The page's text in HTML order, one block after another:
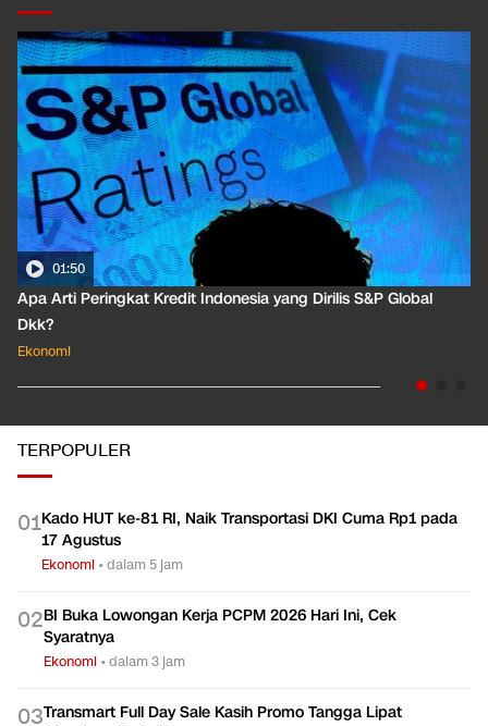
01:50
Apa Arti Peringkat Kredit Indonesia yang Dirilis S&P Global
Dkk?
Ekonomi
TERPOPULER
01Kado HUT ke-81 RI, Naik Transportasi DKI Cuma Rp1 pada
17 Agustus
Ekonomi •dalam 5 jam
02BI Buka Lowongan Kerja PCPM 2026 Hari Ini, Cek
Syaratnya
Ekonomi •dalam 3 jam
03Transmart Full Day Sale Kasih Promo Tangga Lipat